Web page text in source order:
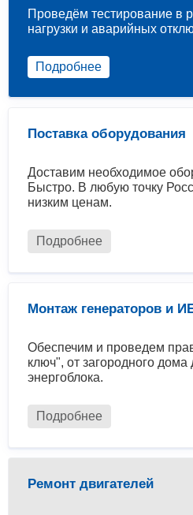
Поставка оборудования
Доставим необходимое
Быстро. В любую точку
низким ценам.
Подробнее
Монтаж генераторов и
Обеспечим и проведем
ключ", от загородного
энергоблока.
Подробнее
Проведём тестирование в
нагрузки и аварийных
Подробнее
Ремонт двигателей